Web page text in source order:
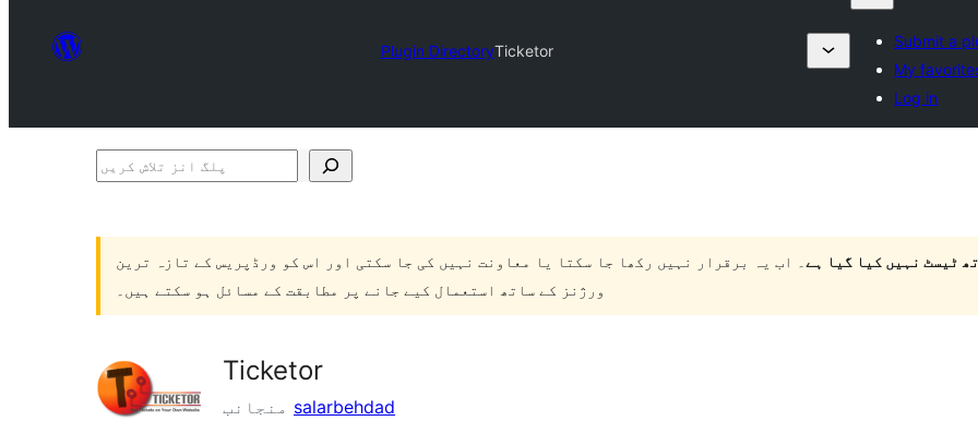
Plugin DirectoryTicketor
Submit a
My
Log in
پلگ
کریں
۔ اب یہ برقرار نہیں رکھا جا سکتا یا معاونت نہیں کی جا سکتی اور اس کو ورڈپریس کے تازہ ترین
ورژنز کے ساتھ استعمال کیے جانے پر مطابقت کے مسائل ہو سکتے ہیں۔
Ticketor
salarbehdad